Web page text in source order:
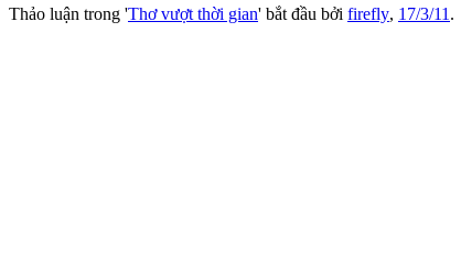
Thảo luận trong 'Thơ vượt thời gian' bắt đầu bởi firefly, 17/3/11.